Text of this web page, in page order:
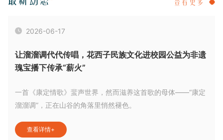
查看更多
2026-06-17
让溜溜调代代传唱，花西子民族文化进校园公益为非遗
瑰宝播下传承“薪火”
一首《康定情歌》蜚声世界，然而滋养这首歌的母体——“康定
溜溜调”，正在山谷的角落里悄然褪色。
查看详情+